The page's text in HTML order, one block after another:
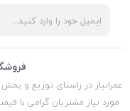
عمرانیاز در راستای توزیع و